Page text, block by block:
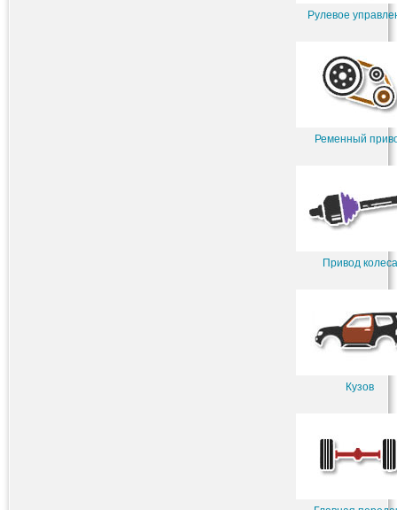
Рулевое
Ременный
Привод колеса
Кузов